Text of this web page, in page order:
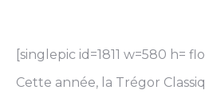
[singlepic id=1811 w=580 h=
Cette année, la Trégor